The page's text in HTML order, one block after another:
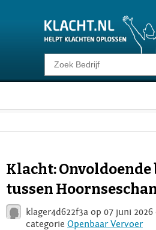
Klacht melden
Consumentenrecht
Voor Bedrijven
Login
Klacht:
tussen
klager4d622f3a op 07 juni
categorie Openbaar Vervoer